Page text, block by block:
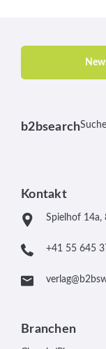
b2bsearch
Kontakt
Spielhof 14a,
+41 55 645
Branchen